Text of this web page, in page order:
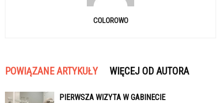
COLOROWO
POWIĄZANE ARTYKUŁY WIĘCEJ OD AUTORA
PIERWSZA WIZYTA W GABINECIE